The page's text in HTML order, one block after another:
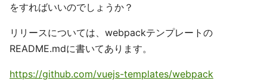
をすればいいのでしょうか？
リリースについては、webpackテンプレートの
README.mdに書いてあります。
https://github.com/vuejs-templates/webpack